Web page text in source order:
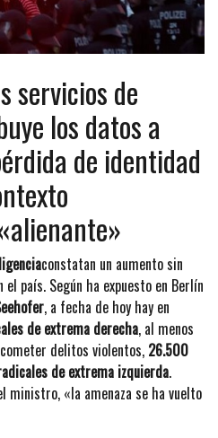
servicios de
los datos a
de identidad
constatan un aumento sin
el país. Según ha expuesto en Berlín
, a fecha de hoy hay en
de extrema derecha, al menos
delitos violentos, 26.500
de extrema izquierda.
ministro, «la amenaza se ha vuelto